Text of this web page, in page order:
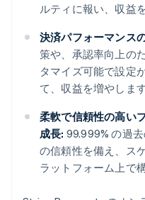
ルティに報い、収益
決済パフォーマンス
策や、承認率向上の
タマイズ可能で設定
て、収益を増やします
柔軟で信頼性の高い
成長: 99.999% の過
の信頼性を備え、ス
ラットフォーム上で